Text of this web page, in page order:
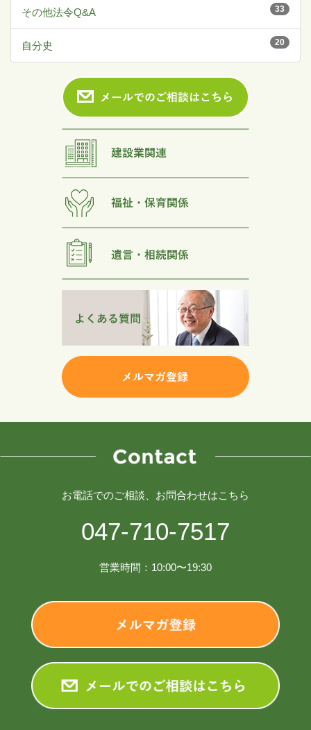
33
その他法令Q&A
20
自分史
お電話でのご相談、お問合わせはこちら
047-710-7517
営業時間：10:00〜19:30